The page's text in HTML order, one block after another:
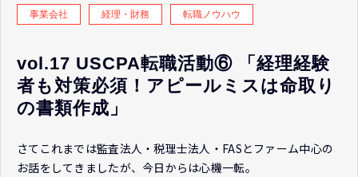
事業会社 経理・財務 転職ノウハウ
vol.17 USCPA転職活動⑥ 「経理経験
者も対策必須！アピールミスは命取り
の書類作成」
さてこれまでは監査法人・税理士法人・FASとファーム中心の
お話をしてきましたが、今日からは心機一転。